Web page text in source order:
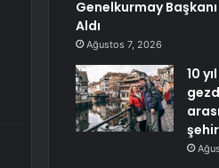
Genelkurmay
Aldı
Ağustos 7, 2026
10